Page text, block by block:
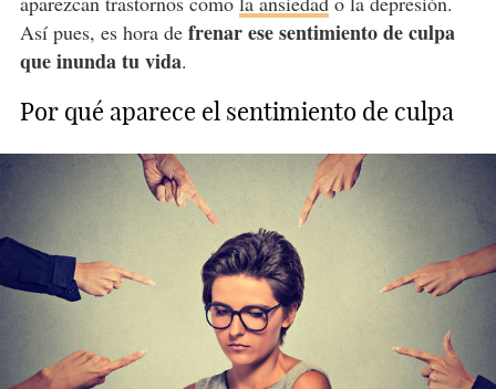
Así pues, es hora de frenar ese sentimiento de culpa
que inunda tu vida.
Por qué aparece el sentimiento de culpa